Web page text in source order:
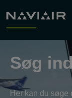
Søg
Her kan du